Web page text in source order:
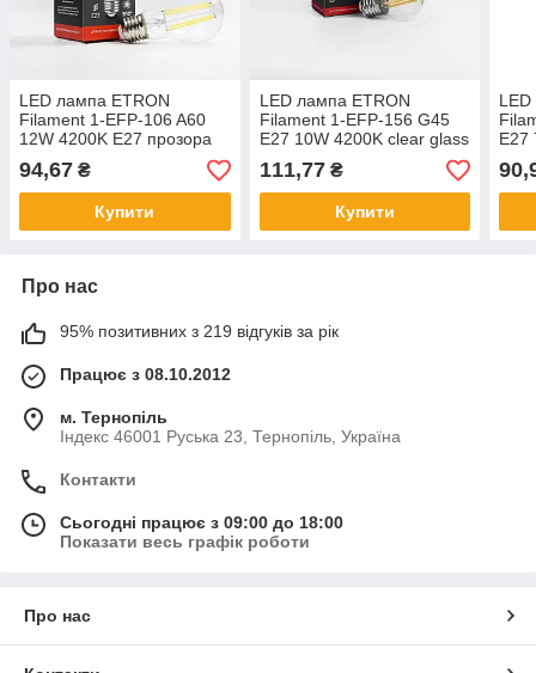
LED лампа ETRON
Filament 1-EFP-106 A60
12W 4200K E27 прозора
94,67 ₴
Купити
LED лампа ETRON
Filament 1-EFP-156 G45
E27 10W 4200K clear glass
111,77₴
Купити
E27
Про нас
95% позитивних з 219 відгуків за рік
Працює з 08.10.2012
м. Тернопіль
Індекс 46001 Руська 23, Тернопіль, Україна
Контакти
Сьогодні працює з 09:00 до 18:00
Показати весь графік роботи
Про нас